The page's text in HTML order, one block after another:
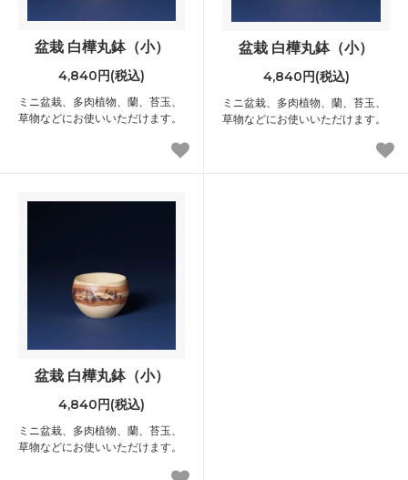
盆栽 白樺丸鉢（小）
4,840円(税込)
ミニ盆栽、多肉植物、蘭、苔玉、
草物などにお使いいただけます。
盆栽 白樺丸鉢（小）
4,840円(税込)
ミニ盆栽、多肉植物、蘭、苔玉、
草物などにお使いいただけます。
盆栽 白樺丸鉢（小）
4,840円(税込)
ミニ盆栽、多肉植物、蘭、苔玉、
草物などにお使いいただけます。